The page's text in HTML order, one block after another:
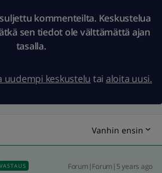
kommenteilta. Keskustelua
sen tiedot ole välttämättä ajan
tasalla.
uudempi keskustelu tai aloita uusi.
Vanhin ensin
VASTAUS Forum|Forum|5 years ago